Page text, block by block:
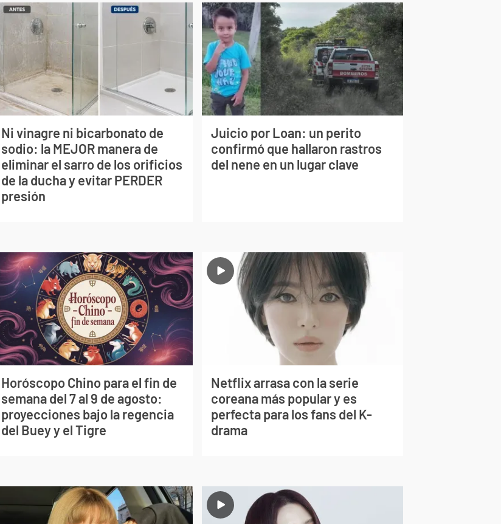
Ni vinagre ni bicarbonato de
sodio: la MEJOR manera de
eliminar el sarro de los orificios
de la ducha y evitar PERDER
presión
Juicio por Loan: un perito
confirmó que hallaron rastros
del nene en un lugar clave
Horóscopo Chino para el fin de
semana del 7 al 9 de agosto:
proyecciones bajo la regencia
del Buey y el Tigre
Netflix arrasa con la serie
coreana más popular y es
perfecta para los fans del K-
drama